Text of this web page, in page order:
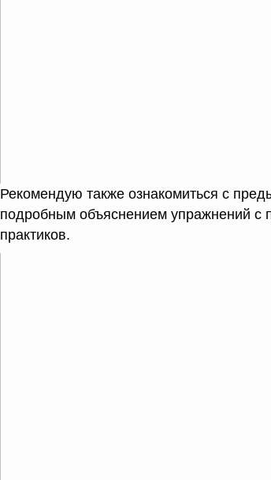
Рекомендую также ознакомиться с
подробным объяснением упражнений
практиков.